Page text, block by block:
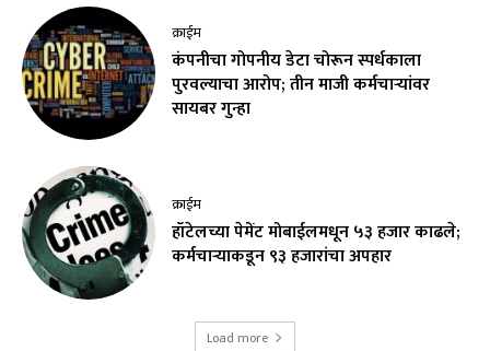
क्राईम
कंपनीचा गोपनीय डेटा चोरून स्पर्धकाला
पुरवल्याचा आरोप; तीन माजी कर्मचाऱ्यांवर
सायबर गुन्हा
क्राईम
हॉटेलच्या पेमेंट मोबाईलमधून ५३ हजार काढले;
कर्मचाऱ्याकडून ९३ हजारांचा अपहार
Load more